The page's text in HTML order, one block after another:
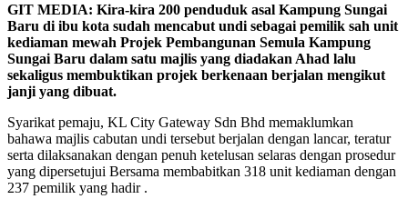
GIT MEDIA: Kira-kira 200 penduduk asal Kampung Sungai
Baru di ibu kota sudah mencabut undi sebagai pemilik sah unit
kediaman mewah Projek Pembangunan Semula Kampung
Sungai Baru dalam satu majlis yang diadakan Ahad lalu
sekaligus membuktikan projek berkenaan berjalan mengikut
janji yang dibuat.
Syarikat pemaju, KL City Gateway Sdn Bhd memaklumkan
bahawa majlis cabutan undi tersebut berjalan dengan lancar, teratur
serta dilaksanakan dengan penuh ketelusan selaras dengan prosedur
yang dipersetujui Bersama membabitkan 318 unit kediaman dengan
237 pemilik yang hadir .